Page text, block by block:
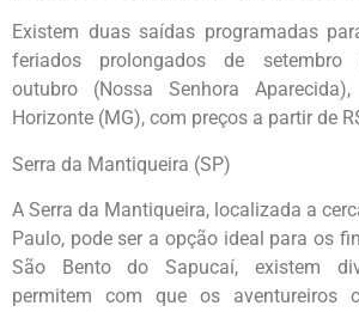
Existem duas saídas programadas
feriados prolongados de setembro
outubro (Nossa Senhora
Horizonte (MG), com preços a partir de
Serra da Mantiqueira (SP)
A Serra da Mantiqueira, localizada a
Paulo, pode ser a opção ideal para os
São Bento do Sapucaí, existem
permitem com que os aventureiros